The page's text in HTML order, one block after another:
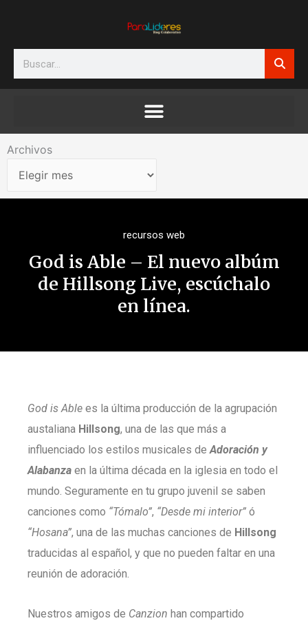
Search
Archivos
Archivos
recursos web
God is Able – El nuevo albúm
de Hillsong Live, escúchalo
en línea.
God is Able es la última producción de la agrupación
austaliana Hillsong, una de las que más a
influenciado los estilos musicales deAdoración y
Alabanza en la última década en la iglesia en todo el
mundo. Seguramente en tu grupo juvenil se saben
canciones como “Tómalo”, “Desde mi interior” ó
“Hosana”, una de las muchas canciones de Hillsong
traducidas al español, y que no pueden faltar en una
reunión de adoración.
Nuestros amigos de Canzion han compartido